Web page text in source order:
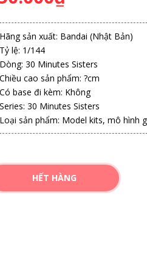
sản xuất: Bandai (Nhật Bản)
lệ: 1/144
30 Minutes Sisters
cao sản phẩm: ?cm
base đi kèm: Không
30 Minutes Sisters
sản phẩm: Model kits, mô hình
HẾT HÀNG